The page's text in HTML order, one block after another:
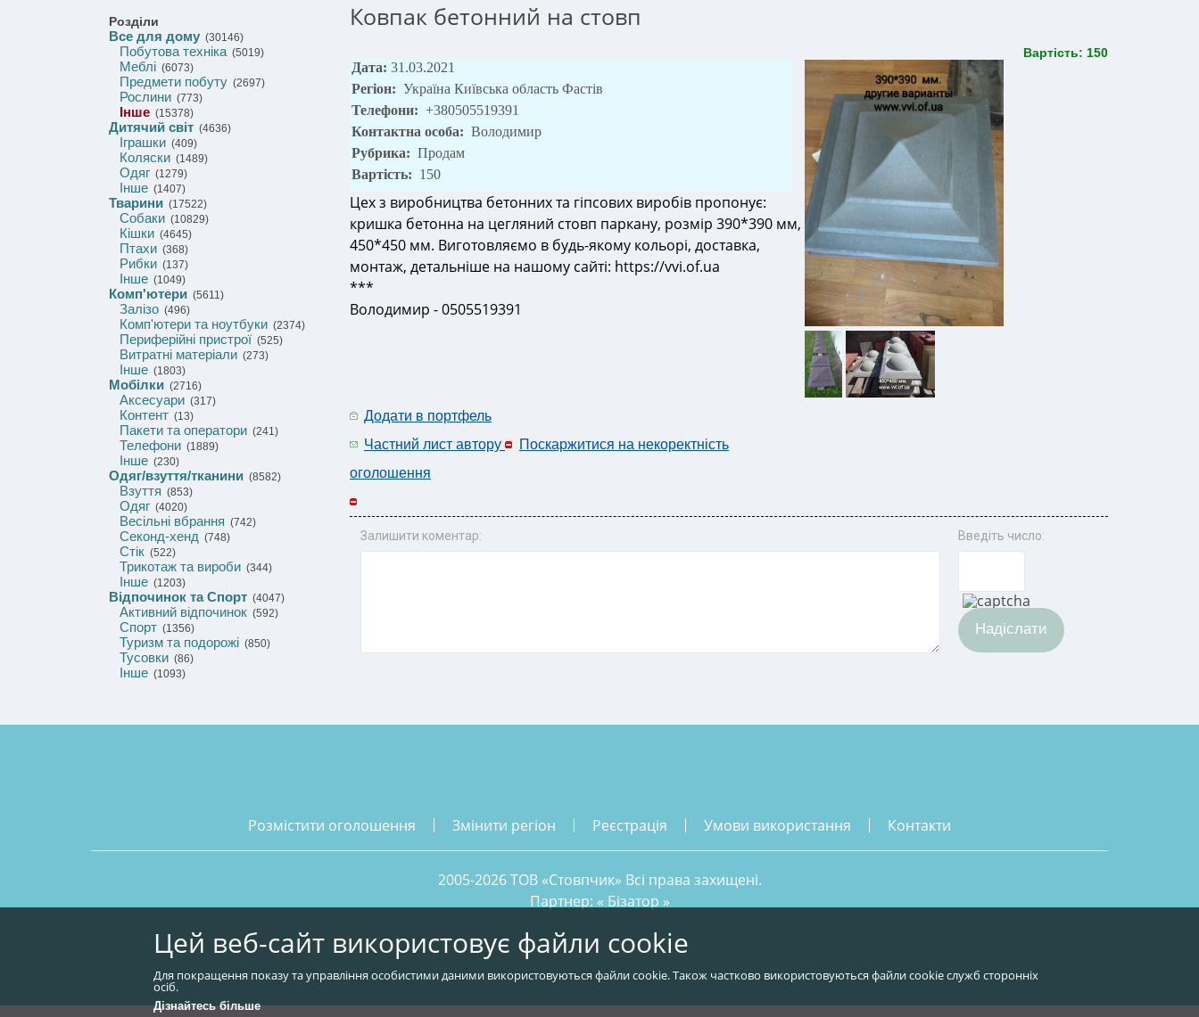
Розділи
Все для дому (30146)
Побутова техніка(5019)
Меблі (6073)
Предмети побуту (2697)
Рослини (773)
Інше (15378)
Дитячий світ (4636)
Іграшки (409)
Коляски (1489)
Одяг (1279)
Інше (1407)
Тварини (17522)
Собаки (10829)
Кішки (4645)
Птахи (368)
Рибки (137)
Інше (1049)
Комп'ютери (5611)
Залізо (496)
Комп'ютери та ноутбуки (2374)
Периферійні пристрої (525)
Витратні матеріали (273)
Інше (1803)
Мобілки (2716)
Аксесуари (317)
Контент (13)
Пакети та оператори (241)
Телефони (1889)
Інше (230)
Одяг/взуття/тканини (8582)
Взуття (853)
Одяг (4020)
Весільні вбрання (742)
Секонд-хенд (748)
Стік (522)
Трикотаж та вироби (344)
Інше (1203)
Відпочинок та Спорт (4047)
Активний відпочинок (592)
Спорт (1356)
Туризм та подорожі (850)
Тусовки (86)
Інше (1093)
Ковпак бетонний на стовп
Вартість: 150
Дата: 31.03.2021
Регіон: Україна Київська область Фастів
Телефони: +380505519391
Контактна особа: Володимир
Рубрика: Продам
Вартість: 150
Цех з виробництва бетонних та гіпсових виробів пропонує:
кришка бетонна на цегляний стовп паркану, розмір 390*390 мм,
450*450 мм. Виготовляємо в будь-якому кольорі, доставка,
монтаж, детальніше на нашому сайті: https://vvi.of.ua
***
Володимир - 0505519391
Додати в портфель
Частний лист автору
Поскаржитися на некоректність
оголошення
Залишити коментар: Введіть число:
Надіслати
розмістити оголошення змінити регіон реєстрація умови використання контакти
2005-2026 ТОВ «Стовпчик» Всі права захищені.
Партнер: « Бізатор »
Цей веб-сайт використовує файли cookie
Для покращення показу та управління особистими даними використовуються файли cookie. Також частково використовуються файли cookie служб сторонніх
осіб.
Дізнайтесь більше